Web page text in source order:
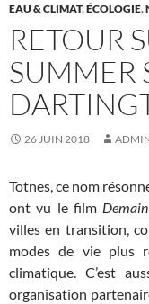
EAU & CLIMAT,ÉCOLOGIE,
RETOUR
SUMMER
26 JUIN 2018
Totnes, ce nom
ont vu le film Demain
villes en transition,
modes de vie plus
climatique. C’est
organisation